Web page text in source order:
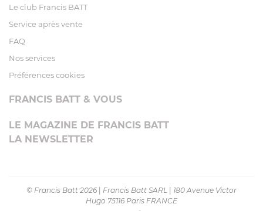
Le club Francis BATT
Service après vente
FAQ
Nos services
Préférences cookies
FRANCIS BATT & VOUS
LE MAGAZINE DE FRANCIS BATT
LA NEWSLETTER
© Francis Batt 2026 Francis Batt SARL
180 Avenue Victor
Hugo 75116 Paris FRANCE